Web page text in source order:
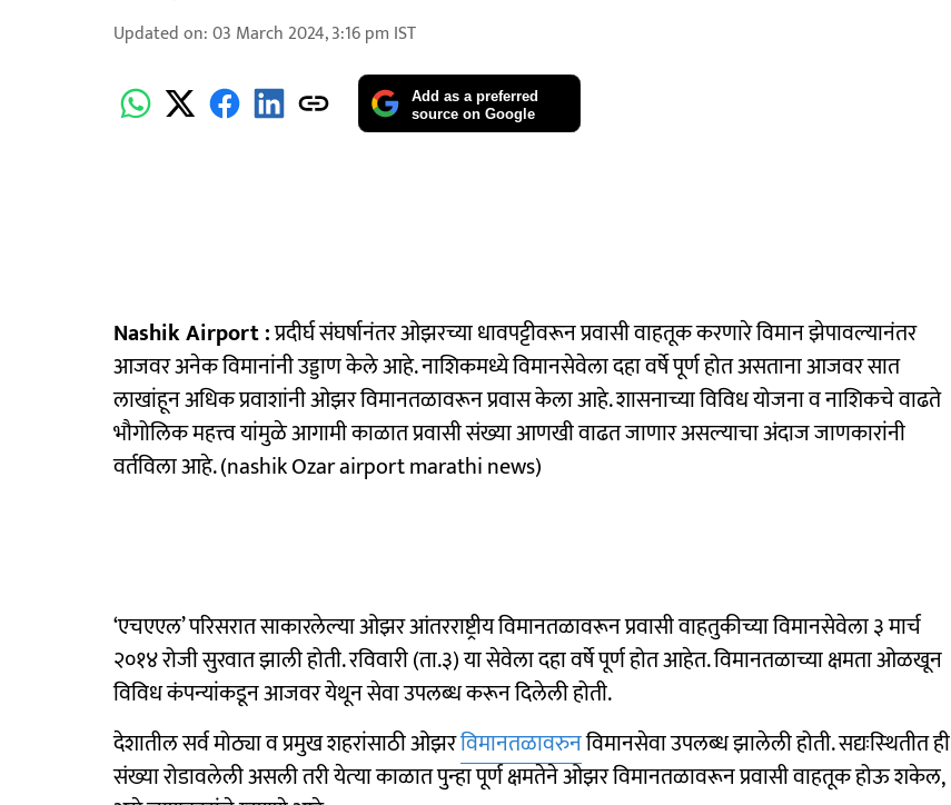
Updated on:03 March 2024, 3:16 pm IST
Add as a preferred
source on Google
Nashik Airport :प्रदीर्घ संघर्षानंतर ओझरच्‍या धावपट्टीवरून प्रवासी वाहतूक करणारे विमान झेपावल्‍यानंतर
आजवर अनेक विमानांनी उड्डाण केले आहे. नाशिकमध्ये विमानसेवेला दहा वर्षे पूर्ण होत असताना आजवर सात
लाखांहून अधिक प्रवाशां‍नी ओझर विमानतळावरून प्रवास केला आहे. शासनाच्‍या विविध योजना व नाशिकचे वाढते
भौगोलिक महत्त्व यांमुळे आगामी काळात प्रवासी संख्या आणखी वाढत जाणार असल्‍याचा अंदाज जाणकारांनी
वर्तविला आहे. (nashik Ozar airport marathi news)
‘एचएएल’‍ परिसरात साकारलेल्‍या ओझर आंतरराष्ट्रीय विमानतळावरून प्रवासी वाहतुकीच्‍या विमानसेवेला ३ मार्च
२०१४ रोजी सुरवात झाली होती. रविवारी (ता.३) या सेवेला दहा वर्षे पूर्ण होत आहेत. विमानतळाच्‍या क्षमता ओळखून
विविध कंपन्‍यांकडून आजवर येथून सेवा उपलब्‍ध करून दिलेली होती.
देशातील सर्व मोठ्या व प्रमुख शहरांसाठी ओझरविमानतळावरुनविमानसेवा उपलब्‍ध झालेली होती. सद्यःस्‍थितीत ही
संख्या रोडावलेली असली तरी येत्‍या काळात पुन्‍हा पूर्ण क्षमतेने ओझर विमानतळावरून प्रवासी वाहतूक होऊ शकेल,